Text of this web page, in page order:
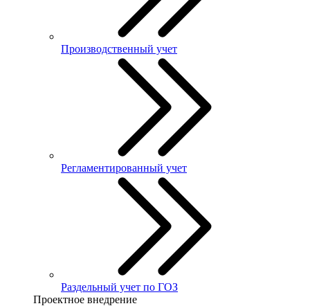
Производственный учет
Регламентированный учет
Раздельный учет по ГОЗ
Проектное внедрение